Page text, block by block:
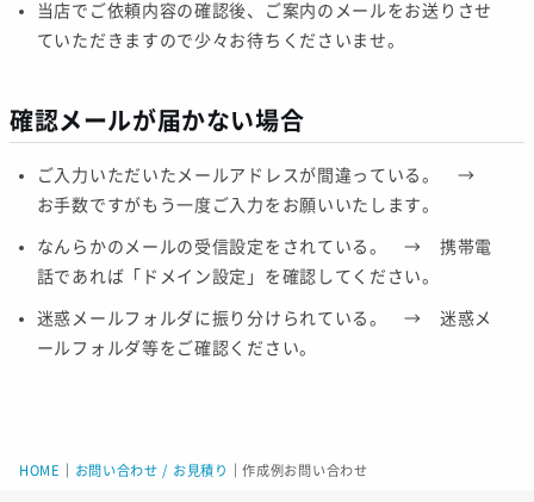
当店でご依頼内容の確認後、ご案内のメールをお送りさせ
ていただきますので少々お待ちくださいませ。
確認メールが届かない場合
ご入力いただいたメールアドレスが間違っている。 →
お手数ですがもう一度ご入力をお願いいたします。
なんらかのメールの受信設定をされている。 → 携帯電
話であれば「ドメイン設定」を確認してください。
迷惑メールフォルダに振り分けられている。 → 迷惑メ
ールフォルダ等をご確認ください。
HOME お問い合わせ / お見積り ｜作成例お問い合わせ